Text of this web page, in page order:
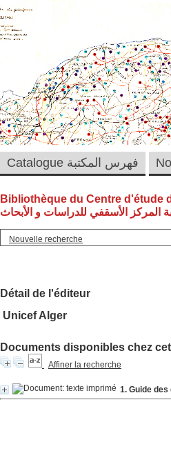
Bibliothèque du Centre d'étude
المركز الأسقفي للدراسات و الأبحاث
Nouvelle recherche
Détail de l'éditeur
Unicef Alger
Documents disponibles chez
Affiner la recherche
1. Guide
Catalogue فهرس المكتبة